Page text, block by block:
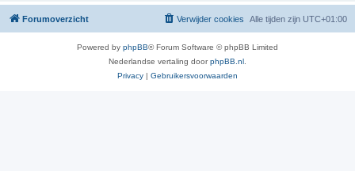
Forumoverzicht Alle tijden zijn UTC+01:00
Verwijder cookies
Powered by phpBB® Forum Software © phpBB Limited
Nederlandse vertaling doorphpBB.nl
Privacy | Gebruikersvoorwaarden